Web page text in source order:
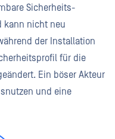
Sicherheits-
kann nicht neu
der Installation
für die
Ein böser Akteur
und eine